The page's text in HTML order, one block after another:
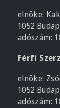
elnöke:
1052
adószám:
Férfi
elnöke:
1052
adószám: